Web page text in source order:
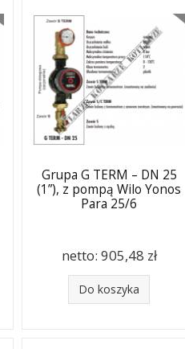
Grupa G TERM – DN 25
(1”), z pompą Wilo Yonos
Para 25/6
netto: 905,48 zł
Do koszyka